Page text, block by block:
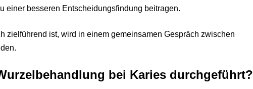
einer besseren Entscheidungsfindung beitragen.
zielführend ist, wird in einem gemeinsamen Gespräch zwischen
bei Karies durchgeführt?